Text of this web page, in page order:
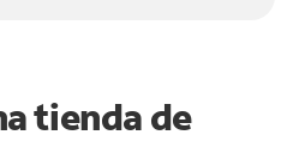
tienda de